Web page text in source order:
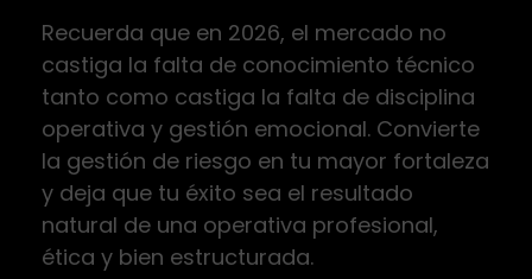
Recuerda que en 2026, el mercado no
castiga la falta de conocimiento técnico
tanto como castiga la falta de disciplina
operativa y gestión emocional. Convierte
la gestión de riesgo en tu mayor fortaleza
y deja que tu éxito sea el resultado
natural de una operativa profesional,
ética y bien estructurada.